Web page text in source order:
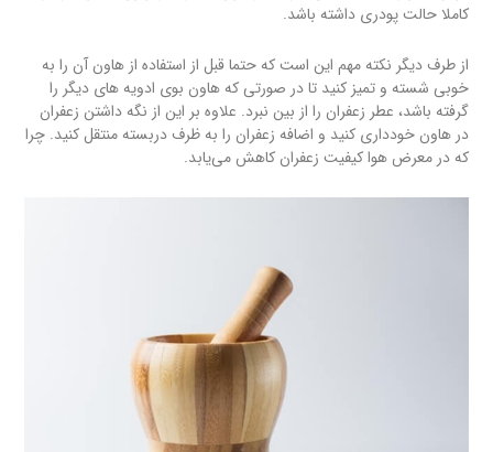
کاملا حالت پودری داشته باشد.
از طرف دیگر نکته مهم این است که حتما قبل از استفاده از هاون آن را به
خوبی شسته و تمیز کنید تا در صورتی که هاون بوی ادویه های دیگر را
گرفته باشد، عطر زعفران را از بین نبرد. علاوه بر این از نگه داشتن زعفران
در هاون خودداری کنید و اضافه زعفران را به ظرف دربسته منتقل کنید. چرا
که در معرض هوا کیفیت زعفران کاهش می‌یابد.